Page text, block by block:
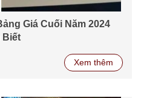
Giá Cuối Năm 2024
Biết
Xem thêm